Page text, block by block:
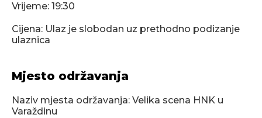
Vrijeme: 19:30
Cijena: Ulaz je slobodan uz prethodno podizanje
ulaznica
Mjesto održavanja
Naziv mjesta održavanja: Velika scena HNK u
Varaždinu